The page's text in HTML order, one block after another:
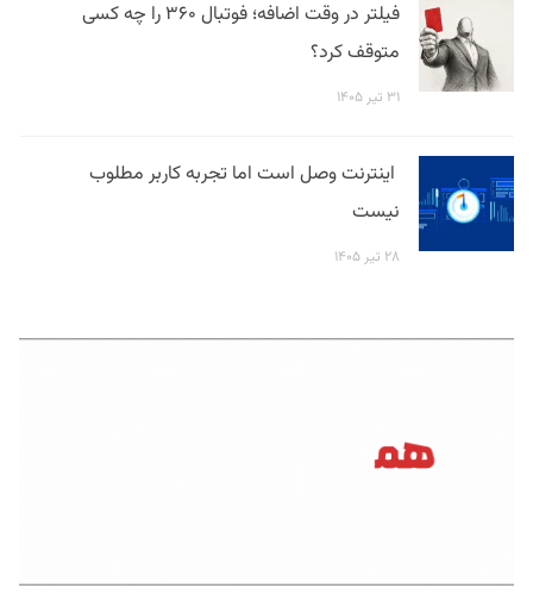
فیلتر در وقت اضافه؛ فوتبال ۳۶۰ را چه کسی
متوقف کرد؟
۳۱ تیر ۱۴۰۵
اینترنت وصل است اما تجربه کاربر مطلوب
نیست
۲۸ تیر ۱۴۰۵